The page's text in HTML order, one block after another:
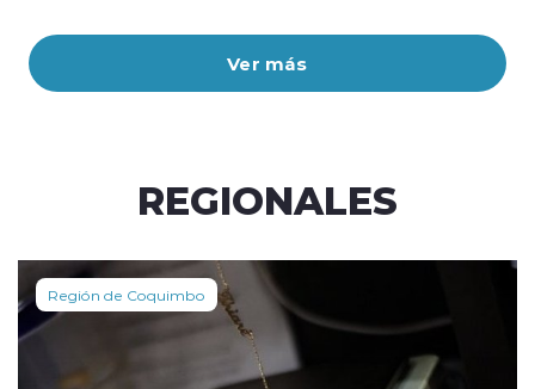
Ver más
REGIONALES
Región de Coquimbo